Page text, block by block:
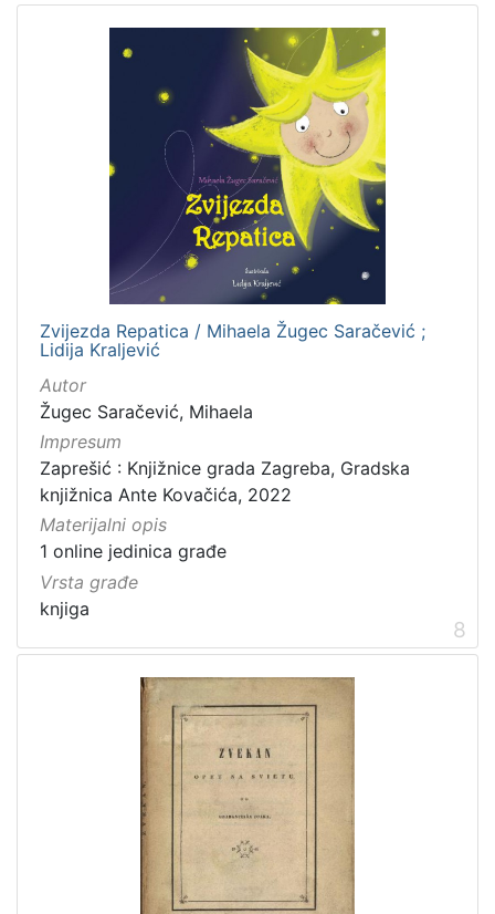
Zvijezda Repatica / Mihaela Žugec Saračević ;
Lidija Kraljević
Autor
Žugec Saračević, Mihaela
Impresum
Zaprešić : Knjižnice grada Zagreba, Gradska
knjižnica Ante Kovačića, 2022
Materijalni opis
1 online jedinica građe
Vrsta građe
knjiga
8